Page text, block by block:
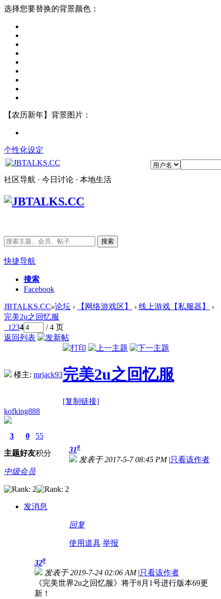
选择您要替换的背景颜色：
【农历新年】背景图片：
个性化设定
社区导航 · 今日讨论 · 本地生活
搜索
快捷导航
搜索
Facebook
JBTALKS.CC»论坛 › 【网络游戏区】 › 线上游戏【私服器】
›
完美2u之回忆服
1 234
/ 4 页
返回列表
楼主: mrjack93完美2u之回忆服
[复制链接]
kofking888
3
主题
0
好友
55
积分
中级会员
发消息
31#
发表于 2017-5-7 08:45 PM |只看该作者
回复
使用道具 举报
32#
发表于 2019-7-24 02:06 AM |只看该作者
《完美世界2u之回忆服》将于8月1号进行版本69更
新！